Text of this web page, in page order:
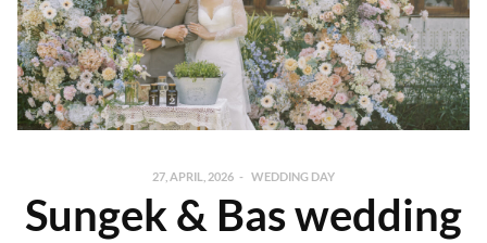
27, APRIL, 2026 WEDDING DAY
Sungek & Bas wedding